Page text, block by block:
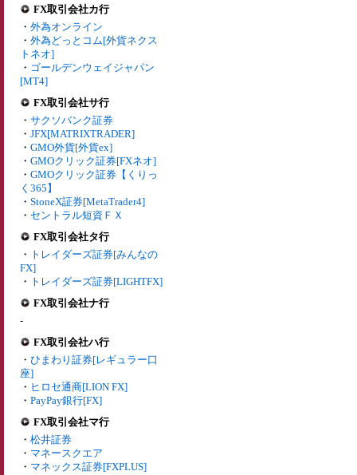
FX取引会社カ行
・ 外為オンライン
・ 外為どっとコム[外貨ネクス
トネオ]
・ ゴールデンウェイジャパン
[MT4]
FX取引会社サ行
・ サクソバンク証券
・ JFX[MATRIXTRADER]
・ GMO外貨[外貨ex]
・ GMOクリック証券[FXネオ]
・ GMOクリック証券【くりっ
く365】
・ StoneX証券[MetaTrader4]
・ セントラル短資ＦＸ
FX取引会社タ行
・ トレイダーズ証券[みんなの
FX]
・ トレイダーズ証券[LIGHTFX]
FX取引会社ナ行
-
FX取引会社ハ行
・ ひまわり証券[レギュラー口
座]
・ ヒロセ通商[LION FX]
・ PayPay銀行[FX]
FX取引会社マ行
・ 松井証券
・ マネースクエア
・ マネックス証券[FXPLUS]